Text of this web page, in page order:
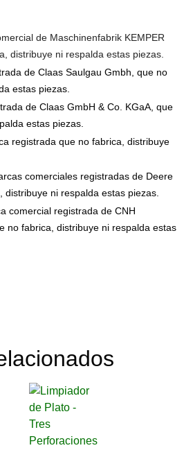
de Maschinenfabrik KEMPER
distribuye ni respalda estas piezas.
de Claas Saulgau Gmbh, que no
estas piezas.
de Claas GmbH & Co. KGaA, que
estas piezas.
registrada que no fabrica, distribuye
comerciales registradas de Deere
ni respalda estas piezas.
comercial registrada de CNH
no fabrica, distribuye ni respalda estas